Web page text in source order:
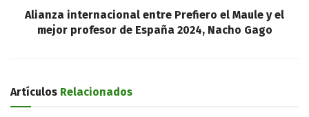
Alianza internacional entre Prefiero el Maule y el
mejor profesor de España 2024, Nacho Gago
Artículos Relacionados